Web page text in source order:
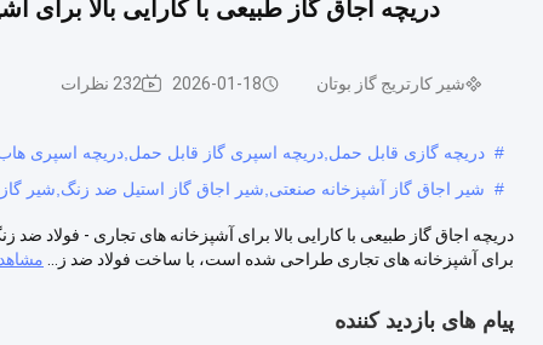
دریچه اجاق گاز طبیعی با کارایی بالا برای
شیر کارتریج گاز بوتان 2026-01-18 232 نظرات
# دریچه گازی قابل حمل,دریچه اسپری گاز قابل حمل,دریچه اسپری
# شیر اجاق گاز آشپزخانه صنعتی,شیر اجاق گاز استیل ضد زنگ,شیر گاز
دریچه اجاق گاز طبیعی با کارایی بالا برای آشپزخانه های تجاری - فولاد
برای آشپزخانه های تجاری طراحی شده است، با ساخت فولاد ضد ز...
پیام های بازدید کننده